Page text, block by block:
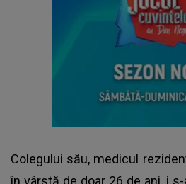
Colegului său, medicul
în vârstă de doar 26 de ani, i